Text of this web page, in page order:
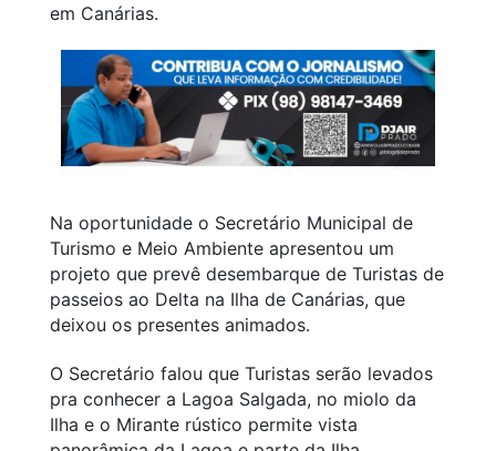
em Canárias.
Na oportunidade o Secretário Municipal de
Turismo e Meio Ambiente apresentou um
projeto que prevê desembarque de Turistas de
passeios ao Delta na Ilha de Canárias, que
deixou os presentes animados.
O Secretário falou que Turistas serão levados
pra conhecer a Lagoa Salgada, no miolo da
Ilha e o Mirante rústico permite vista